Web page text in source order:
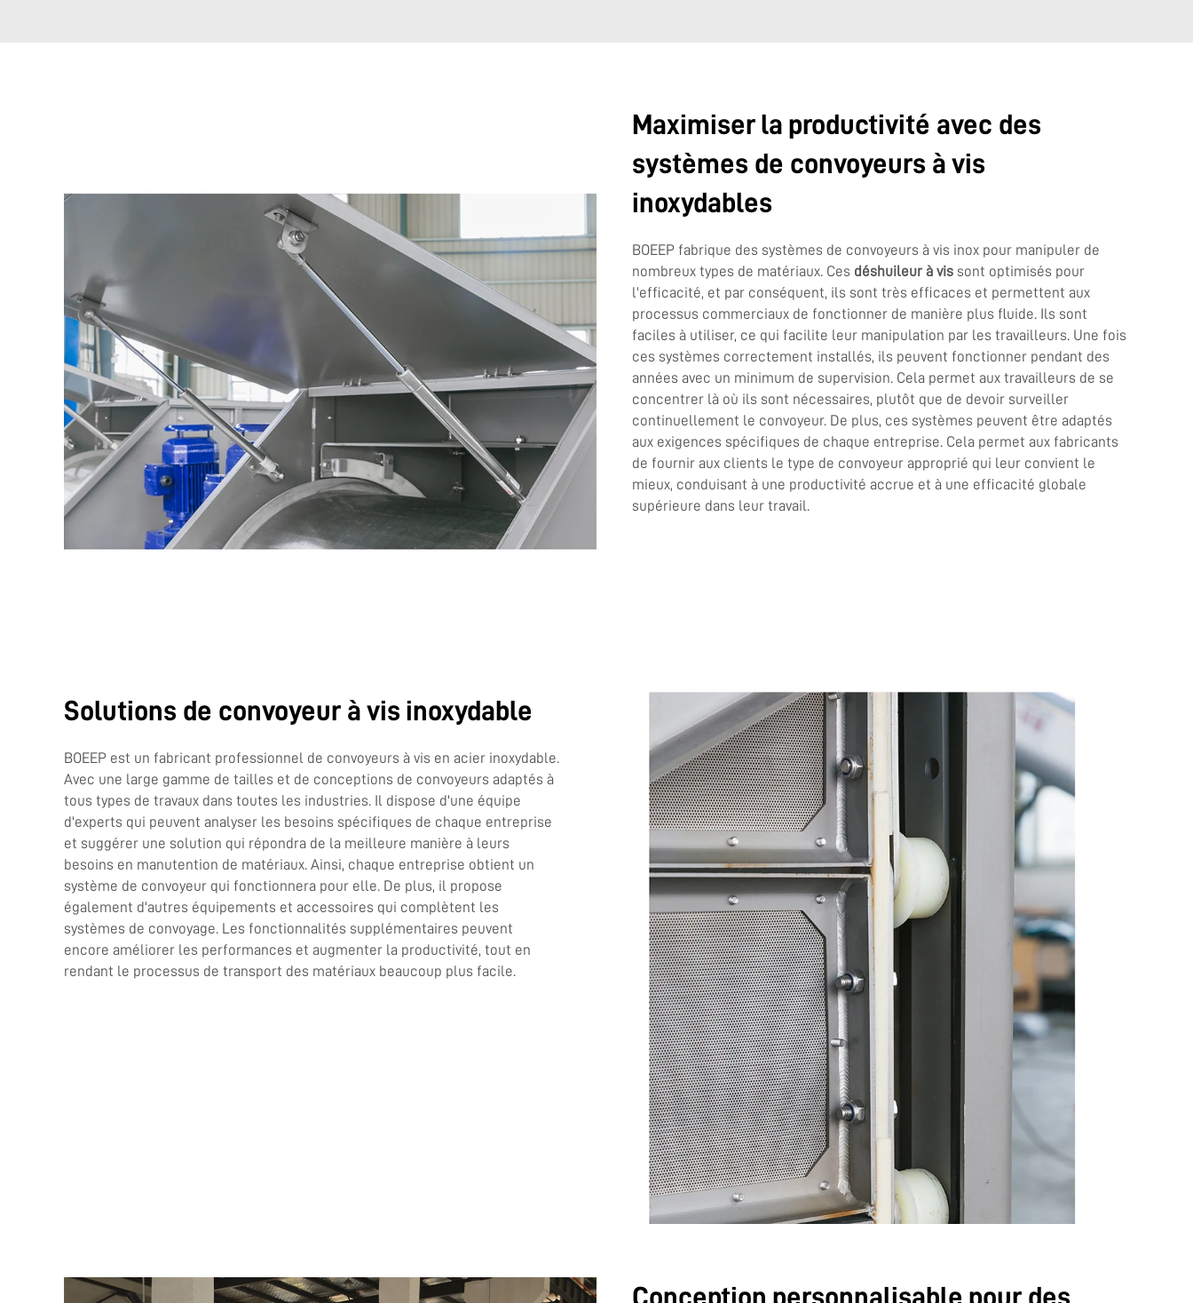
Maximiser la productivité avec des
systèmes de convoyeurs à vis
inoxydables
BOEEP fabrique des systèmes de convoyeurs à vis inox pour manipuler de
nombreux types de matériaux. Ces déshuileur à vis sont optimisés pour
l'efficacité, et par conséquent, ils sont très efficaces et permettent aux
processus commerciaux de fonctionner de manière plus fluide. Ils sont
faciles à utiliser, ce qui facilite leur manipulation par les travailleurs. Une fois
ces systèmes correctement installés, ils peuvent fonctionner pendant des
années avec un minimum de supervision. Cela permet aux travailleurs de se
concentrer là où ils sont nécessaires, plutôt que de devoir surveiller
continuellement le convoyeur. De plus, ces systèmes peuvent être adaptés
aux exigences spécifiques de chaque entreprise. Cela permet aux fabricants
de fournir aux clients le type de convoyeur approprié qui leur convient le
mieux, conduisant à une productivité accrue et à une efficacité globale
supérieure dans leur travail.
Solutions de convoyeur à vis inoxydable
BOEEP est un fabricant professionnel de convoyeurs à vis en acier inoxydable.
Avec une large gamme de tailles et de conceptions de convoyeurs adaptés à
tous types de travaux dans toutes les industries. Il dispose d'une équipe
d'experts qui peuvent analyser les besoins spécifiques de chaque entreprise
et suggérer une solution qui répondra de la meilleure manière à leurs
besoins en manutention de matériaux. Ainsi, chaque entreprise obtient un
système de convoyeur qui fonctionnera pour elle. De plus, il propose
également d'autres équipements et accessoires qui complètent les
systèmes de convoyage. Les fonctionnalités supplémentaires peuvent
encore améliorer les performances et augmenter la productivité, tout en
rendant le processus de transport des matériaux beaucoup plus facile.
Conception personnalisable pour des